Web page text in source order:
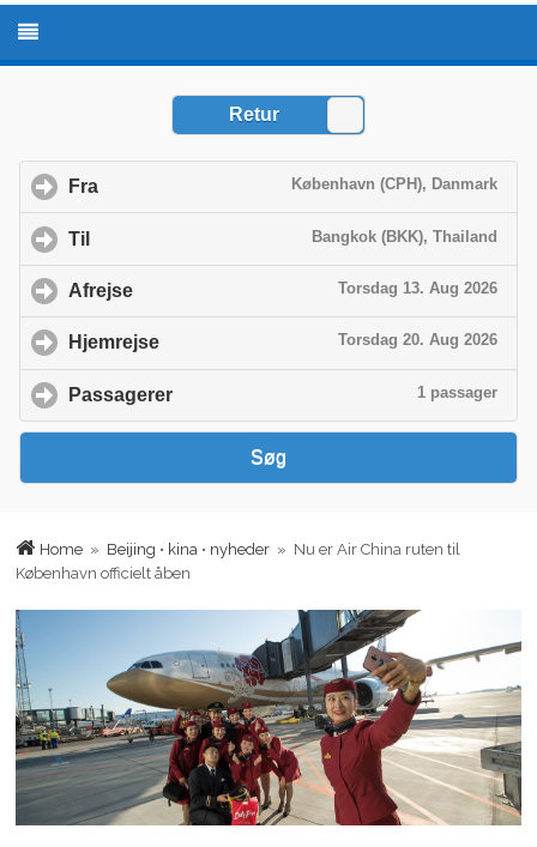
Home » Beijing • kina • nyheder » Nu er Air China ruten til
København officielt åben